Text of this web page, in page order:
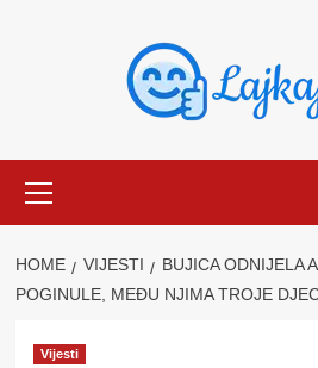
Menu
HOME VIJESTI
BUJICA ODNIJELA
POGINULE, MEĐU NJIMA TROJE
Vijesti